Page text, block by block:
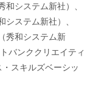
和システム新社）、
システム新社）、
秀和システム新
バンククリエイティ
スキルズベーシッ